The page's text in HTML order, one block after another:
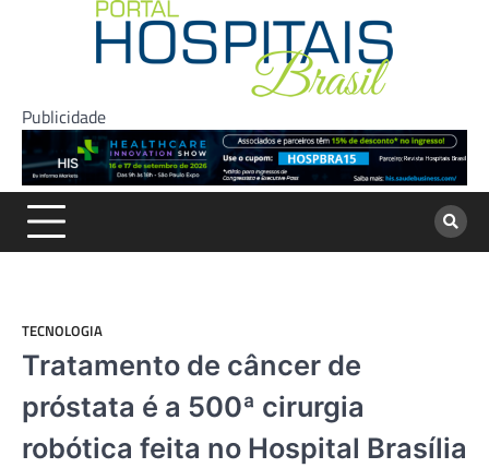
Publicidade
TECNOLOGIA
Tratamento de câncer de
próstata é a 500ª cirurgia
robótica feita no Hospital Brasília